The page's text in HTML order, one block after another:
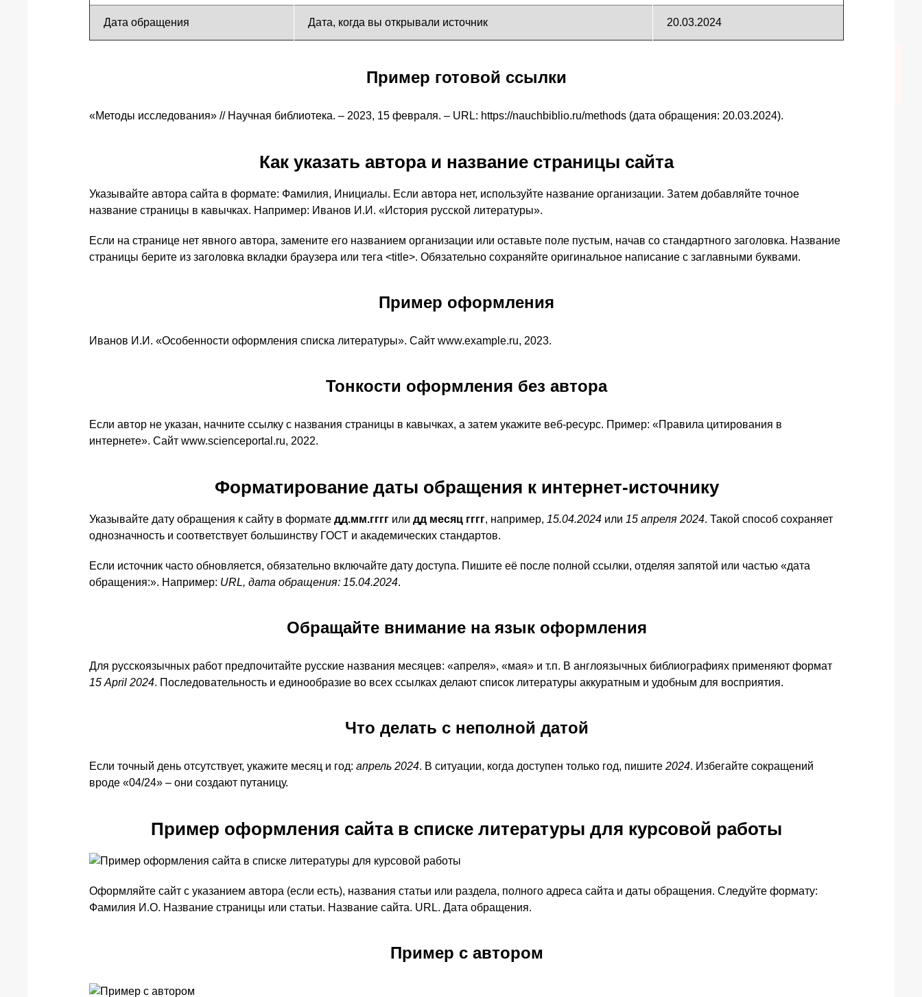
Дата обращения Дата, когда вы открывали источник 20.03.2024
Пример готовой ссылки
«Методы исследования» // Научная библиотека. – 2023, 15 февраля. – URL: https://nauchbiblio.ru/methods (дата обращения: 20.03.2024).
Как указать автора и название страницы сайта
Указывайте автора сайта в формате: Фамилия, Инициалы. Если автора нет, используйте название организации. Затем добавляйте точное
название страницы в кавычках. Например: Иванов И.И. «История русской литературы».
Если на странице нет явного автора, замените его названием организации или оставьте поле пустым, начав со стандартного заголовка. Название
страницы берите из заголовка вкладки браузера или тега <title>. Обязательно сохраняйте оригинальное написание с заглавными буквами.
Пример оформления
Иванов И.И. «Особенности оформления списка литературы». Сайт www.example.ru, 2023.
Тонкости оформления без автора
Если автор не указан, начните ссылку с названия страницы в кавычках, а затем укажите веб-ресурс. Пример: «Правила цитирования в
интернете». Сайт www.scienceportal.ru, 2022.
Форматирование даты обращения к интернет-источнику
Указывайте дату обращения к сайту в формате дд.мм.гггг или дд месяц гггг, например, 15.04.2024 или 15 апреля 2024. Такой способ сохраняет
однозначность и соответствует большинству ГОСТ и академических стандартов.
Если источник часто обновляется, обязательно включайте дату доступа. Пишите её после полной ссылки, отделяя запятой или частью «дата
обращения:». Например: URL, дата обращения: 15.04.2024.
Обращайте внимание на язык оформления
Для русскоязычных работ предпочитайте русские названия месяцев: «апреля», «мая» и т.п. В англоязычных библиографиях применяют формат
15 April 2024. Последовательность и единообразие во всех ссылках делают список литературы аккуратным и удобным для восприятия.
Что делать с неполной датой
Если точный день отсутствует, укажите месяц и год: апрель 2024. В ситуации, когда доступен только год, пишите 2024. Избегайте сокращений
вроде «04/24» – они создают путаницу.
Пример оформления сайта в списке литературы для курсовой работы
Оформляйте сайт с указанием автора (если есть), названия статьи или раздела, полного адреса сайта и даты обращения. Следуйте формату:
Фамилия И.О. Название страницы или статьи. Название сайта. URL. Дата обращения.
Пример с автором